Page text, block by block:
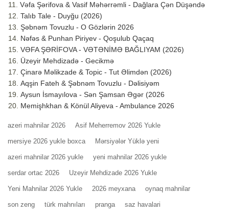
Vəfa Şərifova & Vasif Məhərrəmli - Dağlara Çən Düşəndə
Talıb Tale - Duyğu (2026)
Şəbnəm Tovuzlu - O Gözlərin 2026
Nəfəs & Punhan Piriyev - Qoşulub Qaçaq
VƏFA ŞƏRİFOVA - VƏTƏNİMƏ BAĞLIYAM (2026)
Üzeyir Mehdizadə - Gecikmə
Çinarə Məlikzade & Topic - Tut Əlimdən (2026)
Aqşin Fateh & Şəbnəm Tovuzlu - Dəlisiyəm
Aysun İsmayılova - Sən Şamsan Əgər (2026
Memişhkhan & Könül Aliyeva - Ambulance 2026
azeri mahnilar 2026 Asif Meherremov 2026 Yukle
mersiye 2026 yukle boxca Mərsiyələr Yüklə yeni
azeri mahnilar 2026 yukle yeni mahnilar 2026 yukle
serdar ortac 2026 Uzeyir Mehdizade 2026 Yukle
Yeni Mahnilar 2026 Yukle 2026 meyxana oynaq mahnilar
son zeng türk mahnıları pranga saz havalari